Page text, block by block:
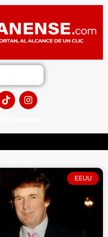
EEUU